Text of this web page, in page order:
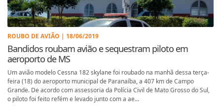
ROUBO DE AVIÃO | 18/06/2019
Bandidos roubam avião e sequestram piloto em
aeroporto de MS
Um avião modelo Cessna 182 skylane foi roubado na manhã dessa terça-
feira (18) do aeroporto municipal de Paranaíba, a 407 km de Campo
Grande. De acordo com assessoria da Polícia Civil de Mato Grosso do Sul,
o piloto foi feito refém e levado junto com a ae...